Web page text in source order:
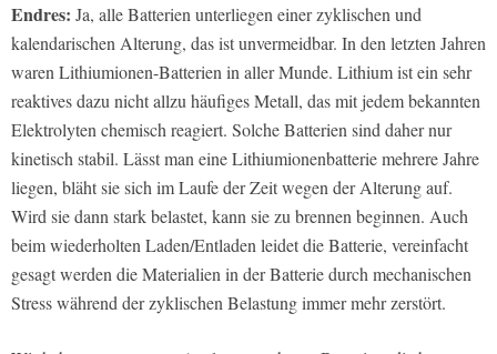
Endres: Ja, alle Batterien unterliegen einer zyklischen und
kalendarischen Alterung, das ist unvermeidbar. In den letzten Jahren
waren Lithiumionen-Batterien in aller Munde. Lithium ist ein sehr
reaktives dazu nicht allzu häufiges Metall, das mit jedem bekannten
Elektrolyten chemisch reagiert. Solche Batterien sind daher nur
kinetisch stabil. Lässt man eine Lithiumionenbatterie mehrere Jahre
liegen, bläht sie sich im Laufe der Zeit wegen der Alterung auf.
Wird sie dann stark belastet, kann sie zu brennen beginnen. Auch
beim wiederholten Laden/Entladen leidet die Batterie, vereinfacht
gesagt werden die Materialien in der Batterie durch mechanischen
Stress während der zyklischen Belastung immer mehr zerstört.